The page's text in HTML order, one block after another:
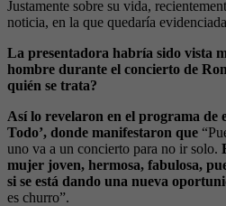
Justamente sobre su vida,
noticia, en la que quedaría
La presentadora habría sido vista
hombre durante el concierto de
quién se trata?
Así lo revelaron en el programa de
Todo’, donde manifestaron que
uno va a un concierto para no ir solo.
mujer joven, hermosa, fabulosa,
si se está dando una nueva
es churro”.